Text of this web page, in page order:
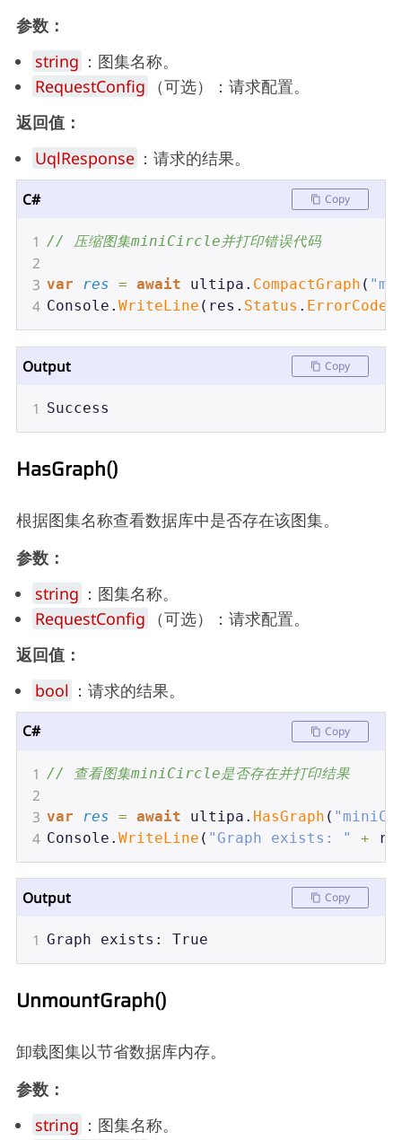
参数：
string ：图集名称。
RequestConfig
（可选）：请求配置。
返回值：
UqlResponse ：请求的结果。
C# Copy
1 // 压缩图集miniCircle并打印错误代码
2
3 var res = await ultipa . CompactGraph (
4 Console . WriteLine ( res . Status . ErrorCode
Output Copy
1 Success
HasGraph()
根据图集名称查看数据库中是否存在该图集。
参数：
string ：图集名称。
RequestConfig
（可选）：请求配置。
返回值：
bool ：请求的结果。
C# Copy
1 // 查看图集miniCircle是否存在并打印结果
2
3 var res = await ultipa . HasGraph (
4 Console . WriteLine ( "Graph exists: " +
Output Copy
1 Graph exists : True
UnmountGraph()
卸载图集以节省数据库内存。
参数：
string ：图集名称。